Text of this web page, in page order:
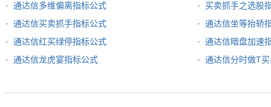
通达信多维偏离指标公式
买卖抓手之选股
通达信买卖抓手指标公式
通达信坐等抬轿
通达信红买绿停指标公式
通达信暗盘加速
通达信龙虎宴指标公式
通达信分时做T